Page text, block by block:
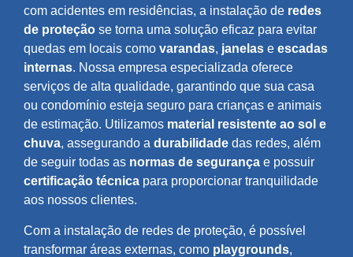
com acidentes em residências, a instalação de redes
de proteção se torna uma solução eficaz para evitar
quedas em locais como varandas, janelas e escadas
internas. Nossa empresa especializada oferece
serviços de alta qualidade, garantindo que sua casa
ou condomínio esteja seguro para crianças e animais
de estimação. Utilizamos material resistente ao sol e
chuva, assegurando a durabilidade das redes, além
de seguir todas as normas de segurança e possuir
certificação técnica para proporcionar tranquilidade
aos nossos clientes.
Com a instalação de redes de proteção, é possível
transformar áreas externas, como playgrounds,